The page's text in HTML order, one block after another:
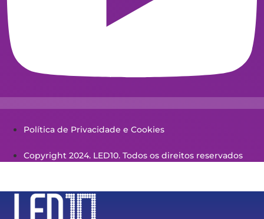
Política de Privacidade e Cookies
Copyright 2024. LED10. Todos os direitos reservados